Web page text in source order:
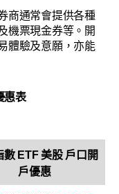
商通常會提供各種
機票現金券等。開
體驗及意願，亦能
惠表
數 ETF 美股 戶口 開
戶優惠